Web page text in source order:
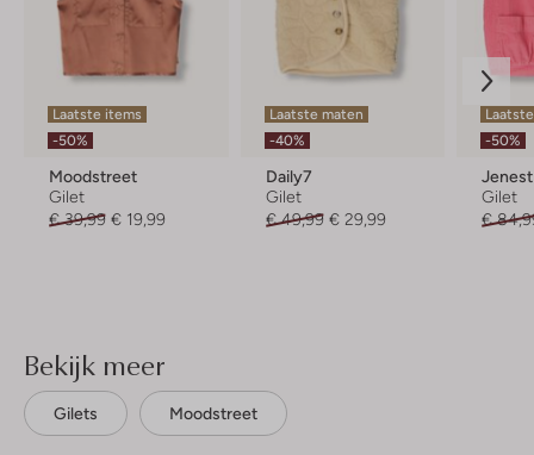
Laatste items
-50%
Moodstreet
Gilet
€ 39,99 € 19,99
Laatste maten
-40%
Daily7
Gilet
€ 49,99 € 29,99
-50%
Jenest
Gilet
€
Bekijk meer
Gilets Moodstreet